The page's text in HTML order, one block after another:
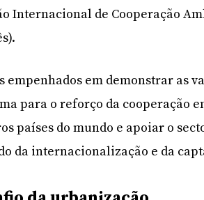
Internacional de Cooperação
empenhados em demonstrar as
para o reforço da cooperação
países do mundo e apoiar o
da internacionalização e da